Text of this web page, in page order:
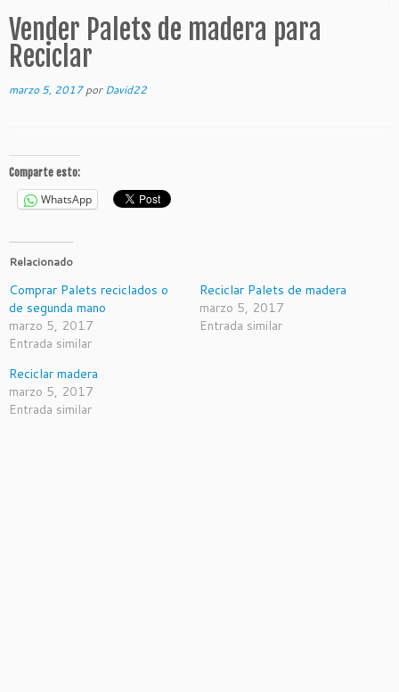
Vender Palets de madera para
Reciclar
marzo 5, 2017 porDavid22
Comparte esto:
WhatsApp
Relacionado
Comprar Palets reciclados o
de segunda mano
marzo 5, 2017
Entrada similar
Reciclar Palets de madera
marzo 5, 2017
Entrada similar
Reciclar madera
marzo 5, 2017
Entrada similar